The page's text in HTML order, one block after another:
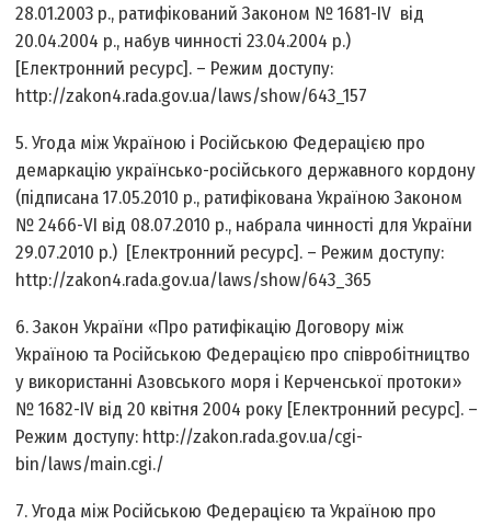
28.01.2003 р., ратифікований Законом № 1681-IV від
20.04.2004 р., набув чинності 23.04.2004 р.)
[Електронний ресурс]. – Режим доступу:
http://zakon4.rada.gov.ua/laws/show/643_157
5. Угода між Україною і Російською Федерацією про
демаркацію українсько-російського державного кордону
(підписана 17.05.2010 р., ратифікована Україною Законом
№ 2466-VI від 08.07.2010 р., набрала чинності для України
29.07.2010 р.) [Електронний ресурс]. – Режим доступу:
http://zakon4.rada.gov.ua/laws/show/643_365‎
6. Закон України «Про ратифікацію Договору між
Україною та Російською Федерацією про співробітництво
у використанні Азовського моря і Керченської протоки»
№ 1682-IV від 20 квітня 2004 року [Електронний ресурс]. –
Режим доступу: http://zakon.rada.gov.ua/cgi-
bin/laws/main.cgi./
7. Угода між Російською Федерацією та Україною про